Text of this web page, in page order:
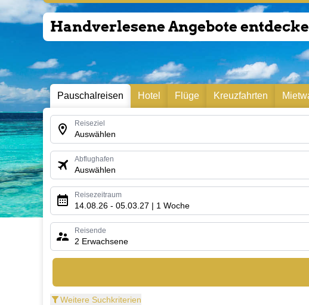
Handverlesene Angebote
Pauschalreisen Hotel Flüge Kreuzfahrten
Reiseziel
Auswählen
Abflughafen
Auswählen
Reisezeitraum
14.08.26 - 05.03.27 | 1 Woche
Reisende
2 Erwachsene
Weitere Suchkriterien
Reisen ist Besonders bietet
tagesaktuellen Preisen. Entdecke hier handverlesene